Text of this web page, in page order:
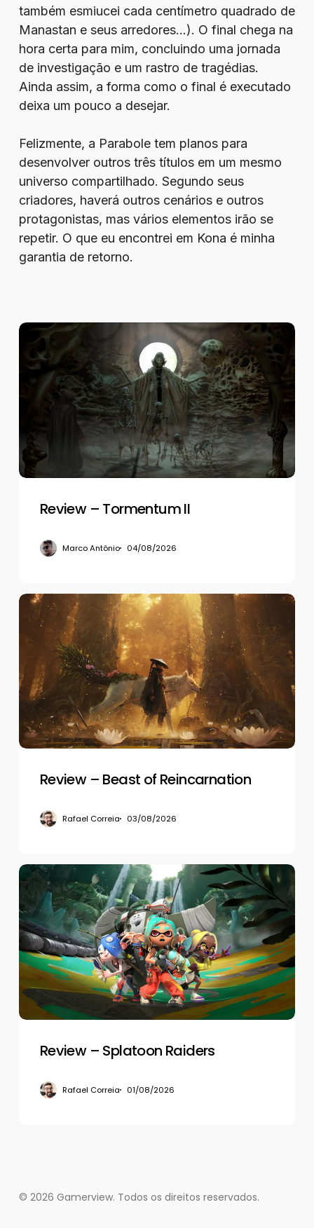
também esmiucei cada centímetro quadrado de
Manastan e seus arredores…). O final chega na
hora certa para mim, concluindo uma jornada
de investigação e um rastro de tragédias.
Ainda assim, a forma como o final é executado
deixa um pouco a desejar.
Felizmente, a Parabole tem planos para
desenvolver outros três títulos em um mesmo
universo compartilhado. Segundo seus
criadores, haverá outros cenários e outros
protagonistas, mas vários elementos irão se
repetir. O que eu encontrei em Kona é minha
garantia de retorno.
Review
Tormentum
Review – Tormentum II
Marco Antônio 04/08/2026
Review
–
Beast
Reincarnation
Review – Beast of Reincarnation
Rafael Correia 03/08/2026
Review
–
Splatoon
Raiders
Review – Splatoon Raiders
Rafael Correia 01/08/2026
© 2026 Gamerview. Todos os direitos reservados.